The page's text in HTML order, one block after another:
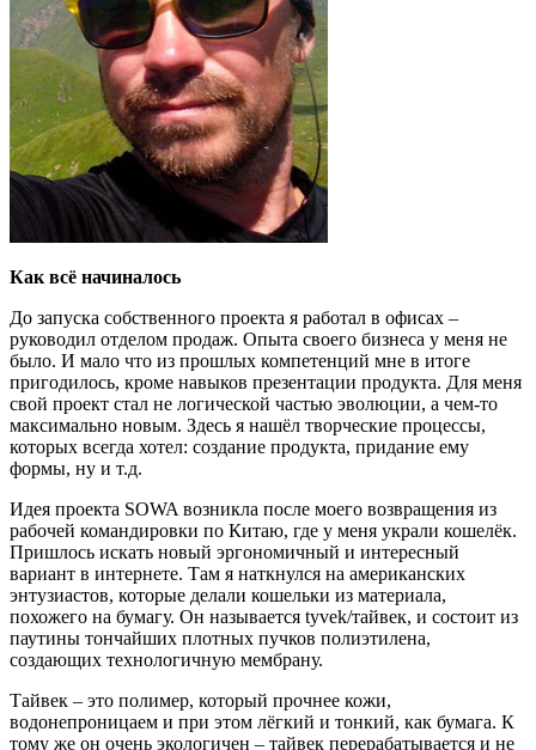
Как всё начиналось
До запуска собственного проекта я работал в офисах –
руководил отделом продаж. Опыта своего бизнеса у меня не
было. И мало что из прошлых компетенций мне в итоге
пригодилось, кроме навыков презентации продукта. Для меня
свой проект стал не логической частью эволюции, а чем-то
максимально новым. Здесь я нашёл творческие процессы,
которых всегда хотел: создание продукта, придание ему
формы, ну и т.д.
Идея проекта SOWA возникла после моего возвращения из
рабочей командировки по Китаю, где у меня украли кошелёк.
Пришлось искать новый эргономичный и интересный
вариант в интернете. Там я наткнулся на американских
энтузиастов, которые делали кошельки из материала,
похожего на бумагу. Он называется tyvek/тайвек, и состоит из
паутины тончайших плотных пучков полиэтилена,
создающих технологичную мембрану.
Тайвек – это полимер, который прочнее кожи,
водонепроницаем и при этом лёгкий и тонкий, как бумага. К
тому же он очень экологичен – тайвек перерабатывается и не